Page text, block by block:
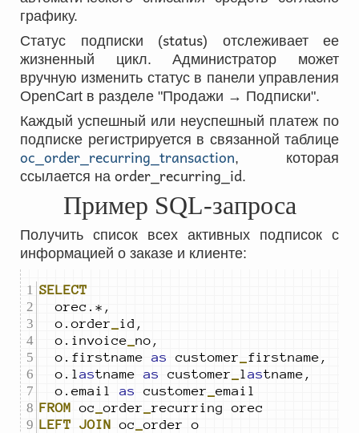
графику.
Статус подписки (status) отслеживает ее
жизненный цикл. Администратор может
вручную изменить статус в панели управления
OpenCart в разделе "Продажи → Подписки".
Каждый успешный или неуспешный платеж по
подписке регистрируется в связанной таблице
oc_order_recurring_transaction, которая
ссылается на order_recurring_id.
Пример SQL-запроса
Получить список всех активных подписок с
информацией о заказе и клиенте:
SELECT
	o.order
	o.invoice
	o.firstname
as customer
	o.l
astname as customer las
	o.email
as customer
FROM oc _order
LEFT JOIN oc _order o